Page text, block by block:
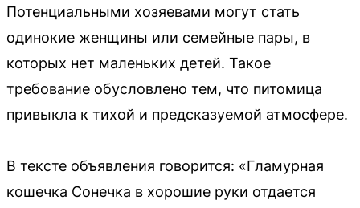
Потенциальными хозяевами могут стать
одинокие женщины или семейные пары, в
которых нет маленьких детей. Такое
требование обусловлено тем, что питомица
привыкла к тихой и предсказуемой атмосфере.
В тексте объявления говорится: «Гламурная
кошечка Сонечка в хорошие руки отдается